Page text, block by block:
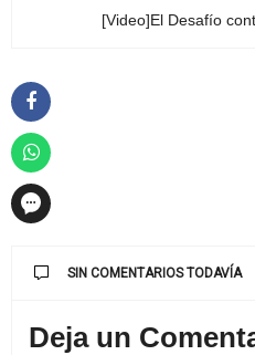
[Video]El Desafío
SIN COMENTARIOS TODAVÍA
Deja un